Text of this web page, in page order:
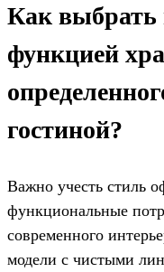
Как выбрать
функцией
гостиной?
Важно учесть стиль
функциональные
современного
модели с чистыми